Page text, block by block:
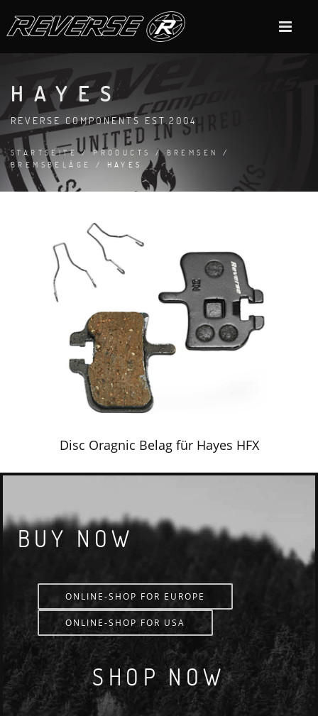
HAYES
REVERSE COMPONENTS EST.2004
STARTSEITE/PRODUCTS / BREMSEN
/
BREMSBELÄGE
/ HAYES
Disc Oragnic Belag für Hayes HFX
BUY NOW
ONLINE-SHOP FOR EUROPE
ONLINE-SHOP FOR USA
SHOP NOW